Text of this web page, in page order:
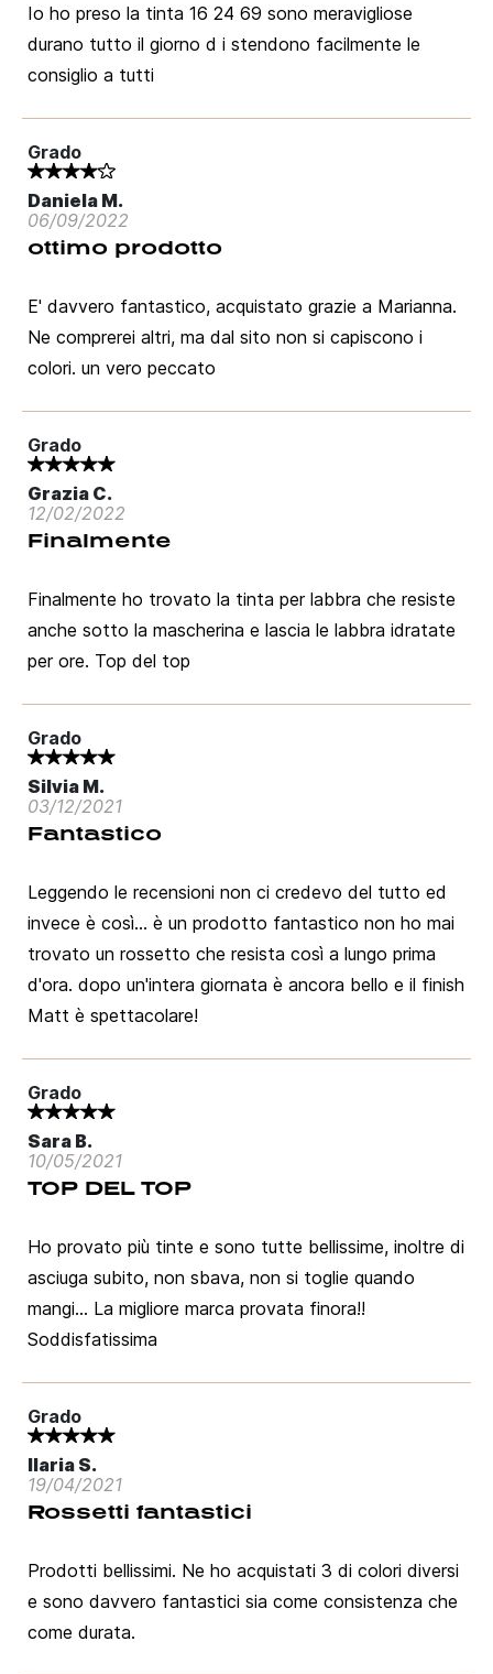
Io ho preso la tinta 16 24 69 sono meravigliose
durano tutto il giorno d i stendono facilmente le
consiglio a tutti
Grado
Daniela M.
06/09/2022
ottimo prodotto
E' davvero fantastico, acquistato grazie a Marianna.
Ne comprerei altri, ma dal sito non si capiscono i
colori. un vero peccato
Grado
Grazia C.
12/02/2022
Finalmente
Finalmente ho trovato la tinta per labbra che resiste
anche sotto la mascherina e lascia le labbra idratate
per ore. Top del top
Grado
Silvia M.
03/12/2021
Fantastico
Leggendo le recensioni non ci credevo del tutto ed
invece è così... è un prodotto fantastico non ho mai
trovato un rossetto che resista così a lungo prima
d'ora. dopo un'intera giornata è ancora bello e il finish
Matt è spettacolare!
Grado
Sara B.
10/05/2021
TOP DEL TOP
Ho provato più tinte e sono tutte bellissime, inoltre di
asciuga subito, non sbava, non si toglie quando
mangi... La migliore marca provata finora!!
Soddisfatissima
Grado
Ilaria S.
19/04/2021
Rossetti fantastici
Prodotti bellissimi. Ne ho acquistati 3 di colori diversi
e sono davvero fantastici sia come consistenza che
come durata.
Accedi
Devi essere loggato per salvare prodotti nella tua
lista dei desideri.
Annulla